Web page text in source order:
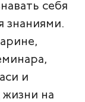
себя
знаниями.
и
жизни на